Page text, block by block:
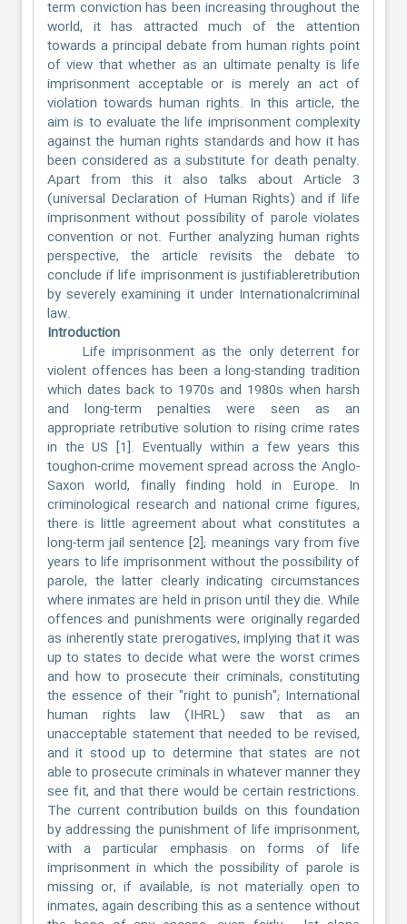
term conviction has been increasing throughout the
world, it has attracted much of the attention
towards a principal debate from human rights point
of view that whether as an ultimate penalty is life
imprisonment acceptable or is merely an act of
violation towards human rights. In this article, the
aim is to evaluate the life imprisonment complexity
against the human rights standards and how it has
been considered as a substitute for death penalty.
Apart from this it also talks about Article 3
(universal Declaration of Human Rights) and if life
imprisonment without possibility of parole violates
convention or not. Further analyzing human rights
perspective, the article revisits the debate to
conclude if life imprisonment is justifiableretribution
by severely examining it under Internationalcriminal
law.
Introduction
Life imprisonment as the only deterrent for
violent offences has been a long-standing tradition
which dates back to 1970s and 1980s when harsh
and long-term penalties were seen as an
appropriate retributive solution to rising crime rates
in the US [1]. Eventually within a few years this
toughon-crime movement spread across the Anglo-
Saxon world, finally finding hold in Europe. In
criminological research and national crime figures,
there is little agreement about what constitutes a
long-term jail sentence [2]; meanings vary from five
years to life imprisonment without the possibility of
parole, the latter clearly indicating circumstances
where inmates are held in prison until they die. While
offences and punishments were originally regarded
as inherently state prerogatives, implying that it was
up to states to decide what were the worst crimes
and how to prosecute their criminals, constituting
the essence of their "right to punish"; International
human rights law (IHRL) saw that as an
unacceptable statement that needed to be revised,
and it stood up to determine that states are not
able to prosecute criminals in whatever manner they
see fit, and that there would be certain restrictions.
The current contribution builds on this foundation
by addressing the punishment of life imprisonment,
with a particular emphasis on forms of life
imprisonment in which the possibility of parole is
missing or, if available, is not materially open to
inmates, again describing this as a sentence without